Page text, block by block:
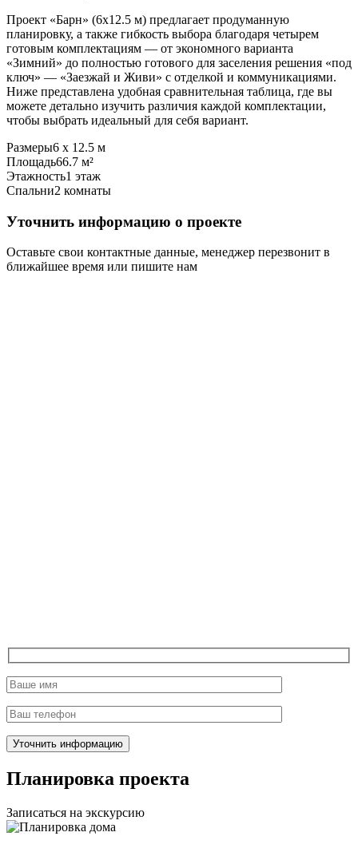
Проект «Барн» (6х12.5 м) предлагает продуманную
планировку, а также гибкость выбора благодаря четырем
готовым комплектациям — от экономного варианта
«Зимний» до полностью готового для заселения решения «под
ключ» — «Заезжай и Живи» с отделкой и коммуникациями.
Ниже представлена удобная сравнительная таблица, где вы
можете детально изучить различия каждой комплектации,
чтобы выбрать идеальный для себя вариант.
Размеры6 х 12.5 м
Площадь66.7 м²
Этажность1 этаж
Спальни2 комнаты
Уточнить информацию о проекте
Оставьте свои контактные данные, менеджер перезвонит в
ближайшее время или пишите нам
Планировка проекта
Записаться на экскурсию